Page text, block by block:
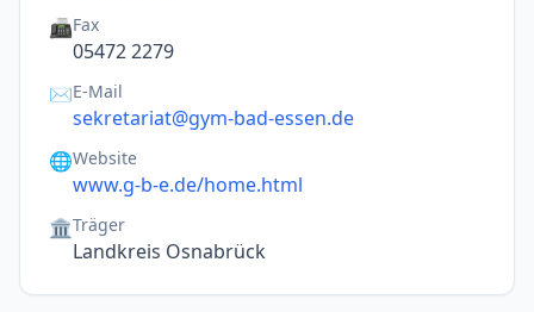
📠Fax
05472 2279
✉️E-Mail
sekretariat@gym-bad-essen.de
🌐Website
www.g-b-e.de/home.html
🏛️Träger
Landkreis Osnabrück